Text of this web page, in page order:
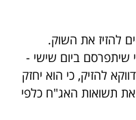
להזיז את השוק.
שיתפרסם ביום שישי -
להזיק, כי הוא יחזק
תשואות האג"ח כלפי